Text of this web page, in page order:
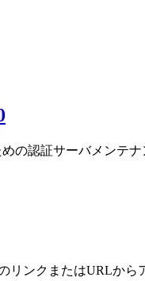
利用者各
認証サーバメンテ
リンクまたはURLか